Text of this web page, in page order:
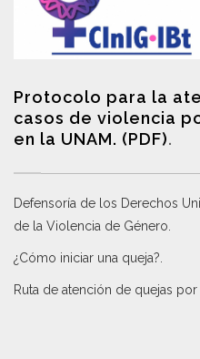
Protocolo para la
casos de violencia
en la UNAM. (PDF).
Defensoría de los Derechos
de la Violencia de Género
¿Cómo iniciar una queja?
Ruta de atención de quejas